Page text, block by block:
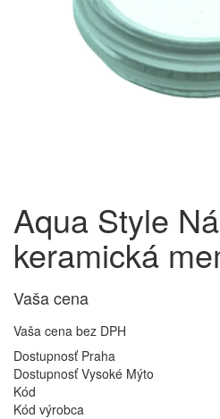
Aqua Style
keramická
Vaša cena
Vaša cena bez DPH
Dostupnosť Praha
Dostupnosť Vysoké Mýto
Kód
Kód výrobca